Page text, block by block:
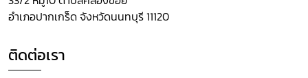
อำเภอปากเกร็ด จังหวัดนนทบุรี 11120
ติดต่อเรา